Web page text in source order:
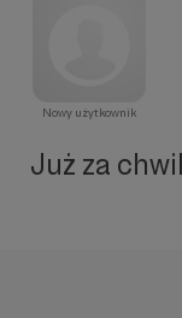
Nowy użytkownik
Już za